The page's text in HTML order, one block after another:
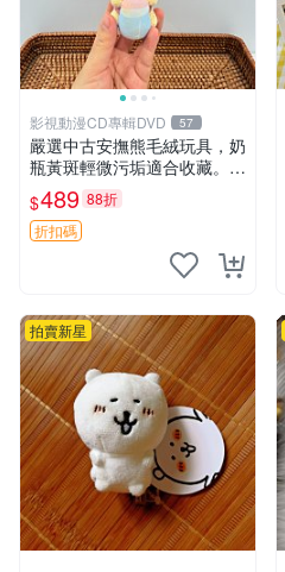
影視動漫CD專輯DVD 57
嚴選中古安撫熊毛絨玩具，奶
瓶黃斑輕微污垢適合收藏。默
認兩日發貨，全國快遞隨機派
送。 成色如圖可放心購買，
輕微瑕疵和臟污不影響使用。
安撫熊 中古玩偶 毛
$489 88折
折扣碼
拍賣新星